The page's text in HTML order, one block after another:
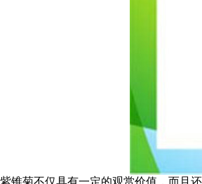
紫锥菊不仅具有一定的观赏价值，而且